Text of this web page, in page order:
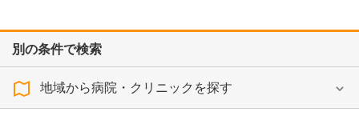
別の条件で検索
地域から病院・クリニックを探す